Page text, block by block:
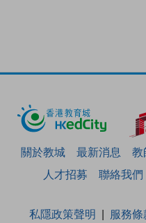
關於教城 最新消息 教
人才招募
聯絡我們
私隱政策聲明 服務條